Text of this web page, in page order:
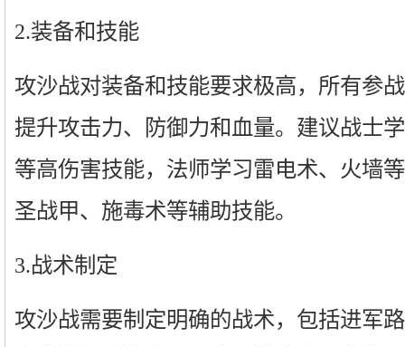
2.装备和技能
攻沙战对装备和技能要求极高，所有参
提升攻击力、防御力和血量。建议战士
等高伤害技能，法师学习雷电术、火墙
圣战甲、施毒术等辅助技能。
3.战术制定
攻沙战需要制定明确的战术，包括进军